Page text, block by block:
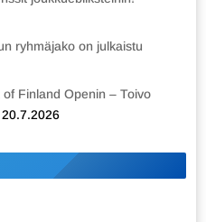
ryhmäjako on julkaistu
Finland Openin – Toivo
20.7.2026